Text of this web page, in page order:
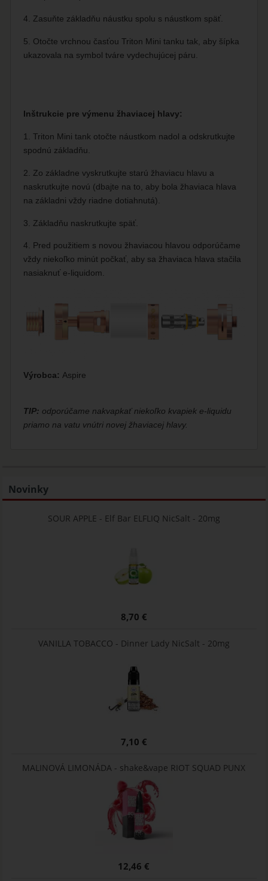
4. Zasuňte základňu náustku spolu s náustkom späť.
5. Otočte vrchnou časťou Triton Mini tanku tak, aby šípka
ukazovala na symbol tváre vydechujúcej páru.
Inštrukcie pre výmenu žhaviacej hlavy:
1. Triton Mini tank otočte náustkom nadol a odskrutkujte
spodnú základňu.
2. Zo základne vyskrutkujte starú žhaviacu hlavu a
naskrutkujte novú (dbajte na to, aby bola žhaviaca hlava
na základni vždy riadne dotiahnutá).
3. Základňu naskrutkujte späť.
4. Pred použitiem s novou žhaviacou hlavou odporúčame
vždy niekoľko minút počkať, aby sa žhaviaca hlava stačila
nasiaknuť e-liquidom.
Výrobca: Aspire
TIP: odporúčame nakvapkať niekoľko kvapiek e-liquidu
priamo na vatu vnútri novej žhaviacej hlavy.
Novinky
SOUR APPLE - Elf Bar ELFLIQ NicSalt - 20mg
8,70 €
VANILLA TOBACCO - Dinner Lady NicSalt - 20mg
7,10 €
MALINOVÁ LIMONÁDA - shake&vape RIOT SQUAD PUNX
12,46 €